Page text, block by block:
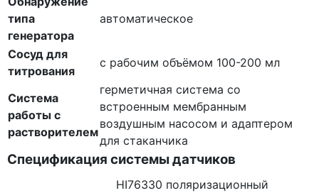
типа
генератора
автоматическое
Сосуд для
титрования
с рабочим объёмом 100-200 мл
Система
работы с
растворителем
герметичная система со
встроенным мембранным
воздушным насосом и адаптером
для стаканчика
Спецификация системы датчиков
HI76330 поляризационный